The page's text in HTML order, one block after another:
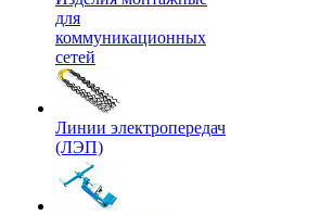
для
коммуникационных
сетей
Линии электропередач
(ЛЭП)